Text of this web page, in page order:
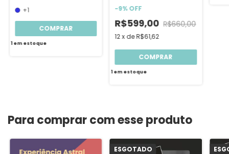
+1
COMPRAR
1em estoque
-9%OFF
R$599,00 R$660,00
12 x deR$61,62
1 em estoque
Para comprar com esse produto
ESGOTADO